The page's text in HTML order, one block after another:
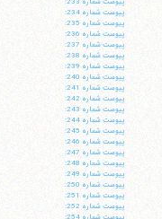
پيوست شماره 234:
پيوست شماره 235:
پيوست شماره 236:
پيوست شماره 237:
پيوست شماره 238:
پيوست شماره 239:
پيوست شماره 240:
پيوست شماره 241:
پيوست شماره 242:
پيوست شماره 243:
پيوست شماره 244:
پيوست شماره 245:
پيوست شماره 246:
پيوست شماره 247:
پيوست شماره 248:
پيوست شماره 249:
پيوست شماره 250:
پيوست شماره 251:
پيوست شماره 252: